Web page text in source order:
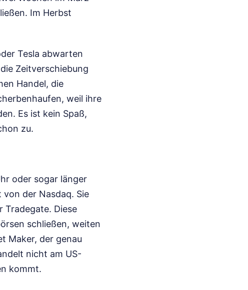
Im Herbst
Tesla abwarten
Zeitverschiebung
Handel, die
weil ihre
Es ist kein Spaß,
zu.
oder sogar länger
der Nasdaq. Sie
Tradegate. Diese
schließen, weiten
Maker, der genau
nicht am US-
kommt.